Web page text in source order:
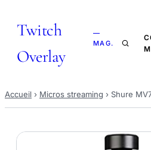
Twitch
Overlay
—
MAG.
Accueil › Micros streaming › Shure